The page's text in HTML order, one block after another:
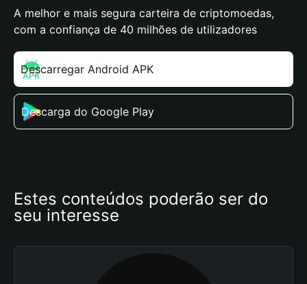
A melhor e mais segura carteira de criptomoedas,
com a confiança de 40 milhões de utilizadores
Descarregar Android APK
Descarga do Google Play
Estes conteúdos poderão ser do
seu interesse